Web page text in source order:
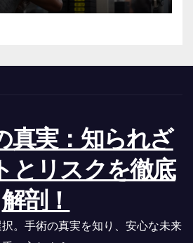
真実：知られざ
とリスクを徹底
解剖！
。手術の真実を知り、安心な未来